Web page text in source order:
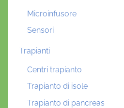
Microinfusore
Sensori
Trapianti
Centri trapianto
Trapianto di isole
Trapianto di pancreas